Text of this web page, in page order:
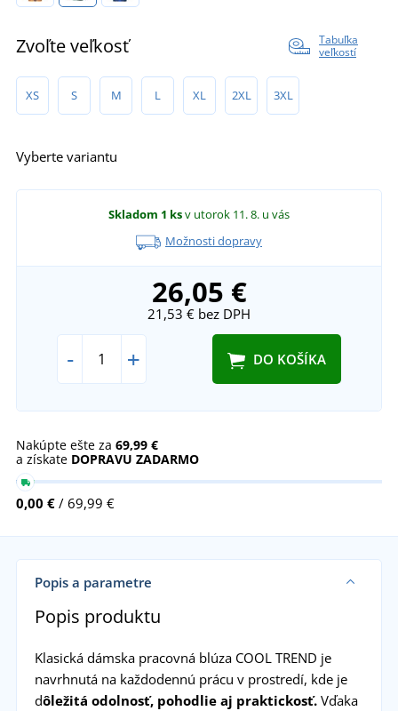
Zvoľte veľkosť
Tabuľka
veľkostí
XS S M L XL 2XL 3XL
Vyberte variantu
Skladom 1 ksv utorok 11. 8. u vás
Možnosti dopravy
26,05 €
21,53 € bez DPH
- + DO KOŠÍKA
Nakúpte ešte za 69,99 €
a získate DOPRAVU ZADARMO
0,00 € / 69,99 €
Popis a parametre
Popis produktu
Klasická dámska pracovná blúza COOL TREND je
navrhnutá na každodennú prácu v prostredí, kde je
dôležitá odolnosť, pohodlie aj praktickosť.Vďaka